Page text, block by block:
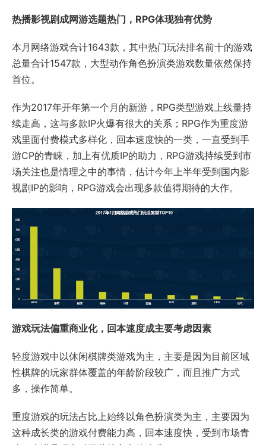
热播影视剧成网游选题热门，RPG体现独有优势
本月网络游戏合计1643款，其中热门玩法排名前十的游戏
总量合计1547款，大型动作角色扮演类游戏数量依然保持
首位。
作为2017年开年第一个月的新游，RPG类型游戏上线量持
续走高，这与多款IP火爆有很大的关系；RPG作为重度游
戏里面付费模式多样化，回本速度快的一类，一直受到手
游CP的青睐，加上有优质IP的助力，RPG游戏持续受到市
场关注也是情理之中的事情，估计今年上半年受到国内影
视剧IP的影响，RPG游戏会出现多款值得期待的大作。
游戏玩法偏重商业化，回本速度成主要考虑因素
轻度游戏中以休闲棋牌类游戏为主，主要是因为目前区域
性棋牌的玩家群体覆盖的年龄阶段较广，而且推广方式
多，操作简单。
重度游戏的玩法占比上始终以角色扮演类为主，主要因为
这种成长类的游戏付费能力高，回本速度快，受到市场青